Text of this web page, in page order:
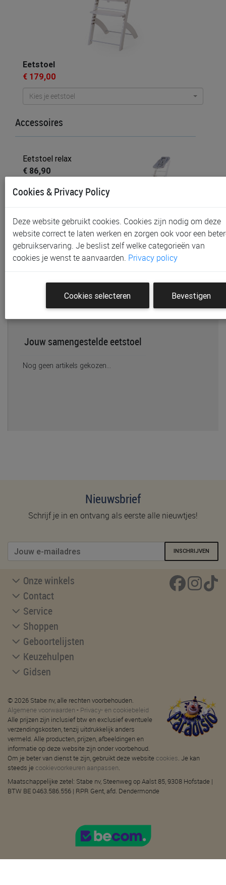
Eetstoel
€ 179,00
Kies je eetstoel
Accessoires
Eetstoel relax
€ 86,90
Eetstoel kussen
€ 34,90
Kies je eetstoel kussen
Jouw samengestelde eetstoel
Nog geen artikels gekozen...
Nieuwsbrief
Schrijf je in en ontvang als eerste alle nieuwtjes!
INSCHRIJVEN
Onze winkels
Contact
Service
Shoppen
Geboortelijsten
Keuzehulpen
Gidsen
© 2026 Stabe nv, alle rechten voorbehouden.
Algemene voorwaarden - Privacy- en cookiebeleid
Alle prijzen zijn inclusief btw en exclusief eventuele
verzendingskosten, tenzij uitdrukkelijk anders
vermeld. Alle producten, prijzen, afbeeldingen en
informatie op deze website zijn onder voorbehoud.
Om je beter van dienst te zijn, gebruikt deze website cookies. Je kan
steeds je cookievoorkeuren aanpassen.
Maatschappelijke zetel: Stabe nv, Steenweg op Aalst 85, 9308 Hofstade |
BTW BE 0463.586.556 | RPR Gent, afd. Dendermonde
Cookies & Privacy Policy
Deze website gebruikt cookies. Cookies zijn nodig om deze
website correct te laten werken en zorgen ook voor een
gebruikservaring. Je beslist zelf welke categorieën van
cookies je wenst te aanvaarden. Privacy policy
Cookies selecteren Bevestigen